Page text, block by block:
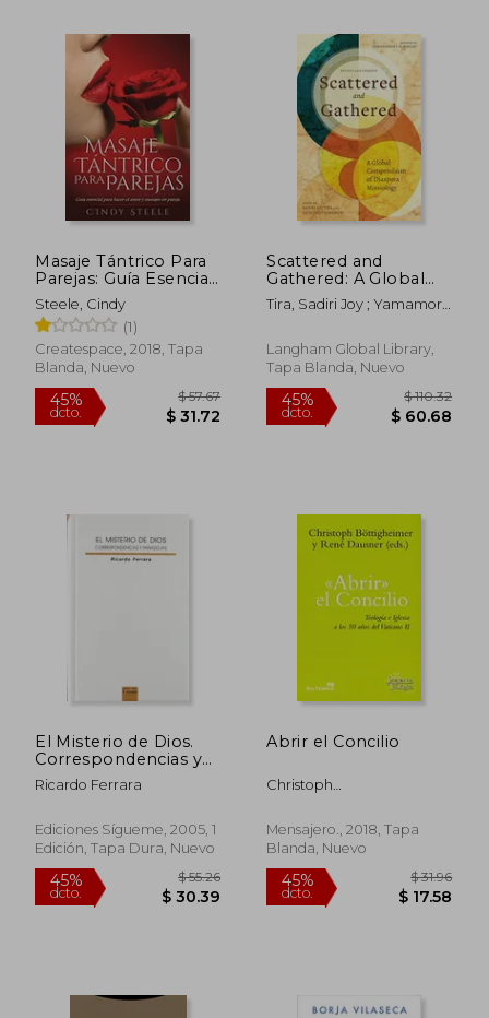
40%
dcto. $ 38.02
45%
dcto.
45%
dcto.
Masaje Tántrico Para
Parejas: Guía Esencial
Para Hacer el Amor y
Masajes en Pareja
Steele, Cindy
(1)
Createspace, 2018, Tapa
Blanda, Nuevo
Scattered and
Gathered: A Global
Compendium of
Diaspora Missiology
Tira, Sadiri Joy ; Yamamori,
Christopher J. H.
Langham Global Library,
Tapa Blanda, Nuevo
El Misterio de Dios.
Correspondencias y
Paradojas
Ricardo Ferrara
Ediciones Sígueme, 2005, 1
Edición, Tapa Dura, Nuevo
Abrir el Concilio
Christoph
Mensajero., 2018, Tapa
Blanda, Nuevo